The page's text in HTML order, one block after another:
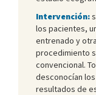
Intervención:
los pacientes,
entrenado y
procedimiento
convencional.
desconocían
resultados de